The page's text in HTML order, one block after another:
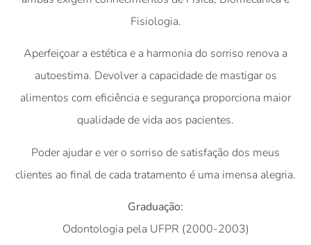
Fisiologia.
Aperfeiçoar a estética e a harmonia do sorriso renova a
autoestima. Devolver a capacidade de mastigar os
alimentos com eficiência e segurança proporciona maior
qualidade de vida aos pacientes.
Poder ajudar e ver o sorriso de satisfação dos meus
clientes ao final de cada tratamento é uma imensa alegria.
Graduação:
Odontologia pela UFPR (2000-2003)